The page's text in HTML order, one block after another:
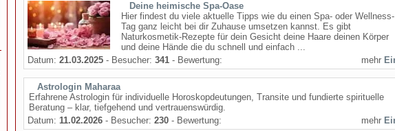
Deine heimische Spa-Oase
Hier findest du viele aktuelle Tipps wie du einen Spa- oder Wellness-
Tag ganz leicht bei dir Zuhause umsetzen kannst. Es gibt
Naturkosmetik-Rezepte für dein Gesicht deine Haare deinen Körper
und deine Hände die du schnell und einfach ...
Datum: 21.03.2025 - Besucher: 341 - Bewertung: mehr
Astrologin Maharaa
Erfahrene Astrologin für individuelle Horoskopdeutungen, Transite und fundierte spirituelle
Beratung – klar, tiefgehend und vertrauenswürdig.
Datum: 11.02.2026 - Besucher: 230 - Bewertung: mehr